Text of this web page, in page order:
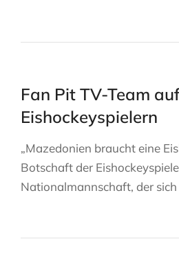
Fan Pit TV-Team
Eishockeyspielern
„Mazedonien braucht eine
Botschaft der
Nationalmannschaft, der